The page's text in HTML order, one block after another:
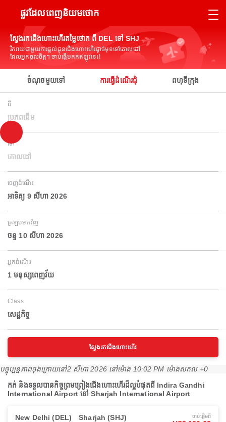
ផ្លូវដែលពេញនិយមថោក
ស្វែងរកជើងហោះហើរតម្លៃថោក ពី DEL ទៅ SHJ
រីករាយជាមួយការផ្តល់ជូនជើងហោះហើរផ្តាច់មុខទៅគោលដៅ
ដែលអ្នកចូលចិត្ត។ ចាប់ផ្តើមកក់ឥឡូវនេះ!
ចំណុចមួយទៅ ការធ្វើដំណើរជុំ ពហុទីក្រុង
ពី
ប្រភពដើម
ទៅ
គោលដៅ
ចេញដំណើរ
អាទិត្យ 9 សីហា 2026
ត្រឡប់មកវិញ
ចន្ទ 10 សីហា 2026
អ្នកដំណើរ
1 មនុស្សពេញវ័យ
Class
សេដ្ឋកិច្ច
ស្វែងរកជើងហោះហើរ
បច្ចុប្បន្នភាពចុងក្រោយនៅ2 សីហា 2026 នៅ​ម៉ោង 10:02 PM ម៉ោង​សកល +0
កក់ និងទទួលបានកិច្ចព្រមព្រៀងជើងហោះហើរដ៏ល្អបំផុតពី Indira Gandhi
International Airport ទៅ Sharjah International Airport
New Delhi (DEL) Sharjah (SHJ) ចាប់ផ្ដើមពី